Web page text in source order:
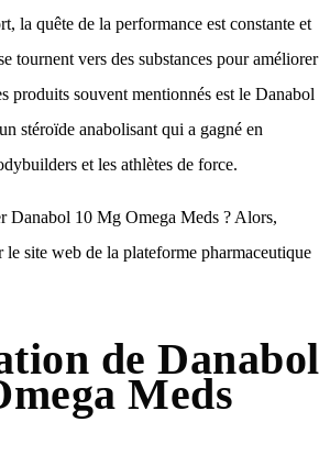
la quête de la performance est constante et
tournent vers des substances pour améliorer
produits souvent mentionnés est le Danabol
stéroïde anabolisant qui a gagné en
et les athlètes de force.
Danabol 10 Mg Omega Meds ? Alors,
site web de la plateforme pharmaceutique
de Danabol
Meds